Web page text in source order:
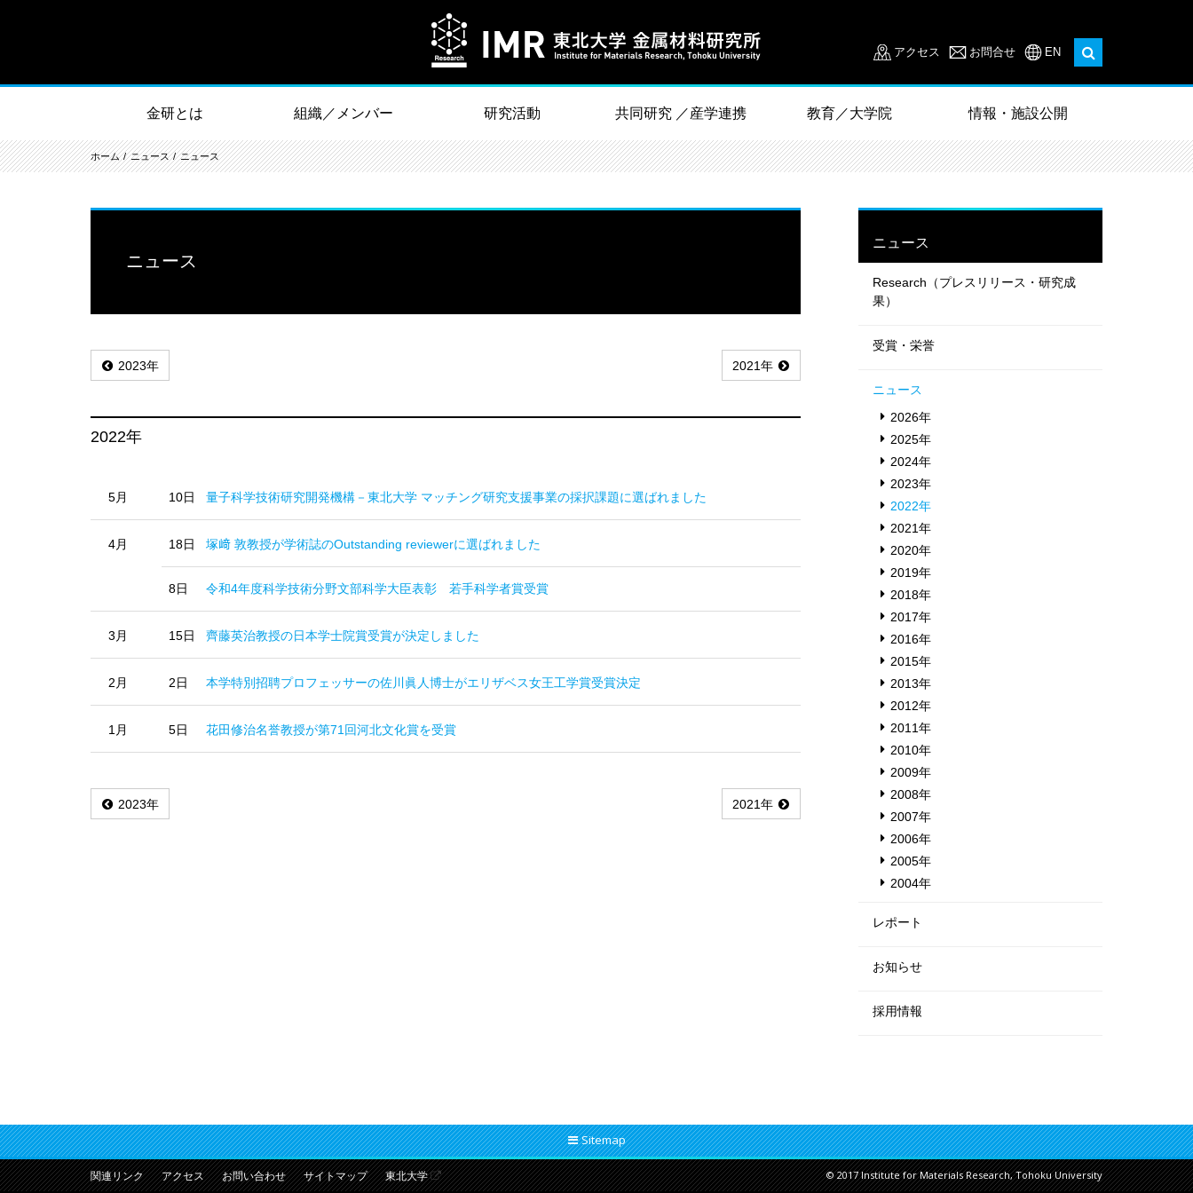
アクセス お問合せ EN
金研とは 組織／メンバー 研究活動 共同研究 ／産学連携 教育／大学院 情報・施設公開
ホーム ニュース ニュース
ニュース
2023年 2021年
2022年
5月 10日 量子科学技術研究開発機構－東北大学 マッチング研究支援事業の採択課題に選ばれました
4月 18日 塚﨑 敦教授が学術誌のOutstanding reviewerに選ばれました
8日 令和4年度科学技術分野文部科学大臣表彰 若手科学者賞受賞
3月 15日 齊藤英治教授の日本学士院賞受賞が決定しました
2月 2日 本学特別招聘プロフェッサーの佐川眞人博士がエリザベス女王工学賞受賞決定
1月 5日 花田修治名誉教授が第71回河北文化賞を受賞
2023年 2021年
ニュース
Research（プレスリリース・研究成
果）
受賞・栄誉
ニュース
2026年
2025年
2024年
2023年
2022年
2021年
2020年
2019年
2018年
2017年
2016年
2015年
2013年
2012年
2011年
2010年
2009年
2008年
2007年
2006年
2005年
2004年
レポート
お知らせ
採用情報
Sitemap
関連リンク アクセス お問い合わせ サイトマップ 東北大学 © 2017 Institute for Materials Research, Tohoku University